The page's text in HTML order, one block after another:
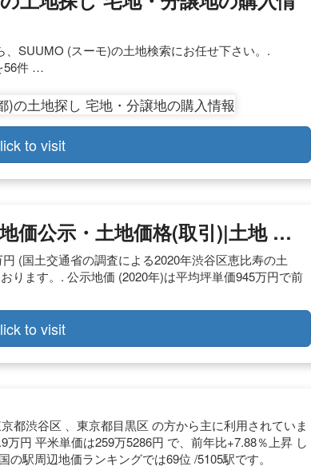
SUUMO (スーモ)の土地検索にお任せ下さい。.
56件 …
to visit
価公示・土地価格(取引)|土地 …
(国土交通省の調査による2020年渋谷区恵比寿の土
ります。. 公示地価 (2020年)は平均坪単価945万円で前
to visit
都渋谷区 、東京都目黒区 の方から主に利用されていま
円 平米単価は259万5286円 で、前年比+7.88％上昇 し
駅周辺地価ランキングでは69位 /5105駅です。